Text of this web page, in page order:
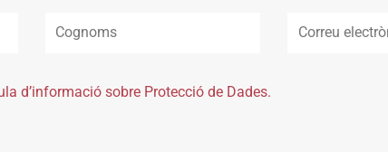
d’informació sobre Protecció de Dades.